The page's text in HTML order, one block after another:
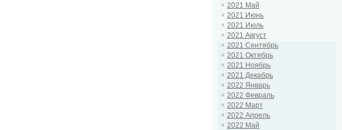
2021 Май
2021 Июнь
2021 Июль
2021 Август
2021 Сентябрь
2021 Октябрь
2021 Ноябрь
2021 Декабрь
2022 Январь
2022 Февраль
2022 Март
2022 Апрель
2022 Май